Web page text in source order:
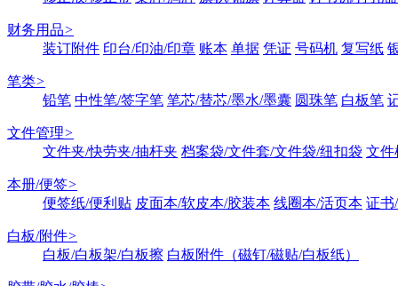
财务用品>
装订附件 印台/印油/印章 账本 单据 凭证 号码机 复写纸
笔类>
铅笔 中性笔/签字笔 笔芯/替芯/墨水/墨囊 圆珠笔 白板笔
文件管理>
文件夹/快劳夹/抽杆夹 档案袋/文件套/文件袋/纽扣袋 文件
本册/便签>
便签纸/便利贴 皮面本/软皮本/胶装本 线圈本/活页本 证书
白板/附件>
白板/白板架/白板擦 白板附件（磁钉/磁贴/白板纸）